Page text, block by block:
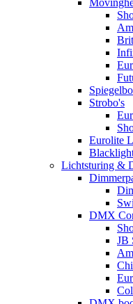
Strobo's
Eurolite
Lichtsturing &
DMX
JB